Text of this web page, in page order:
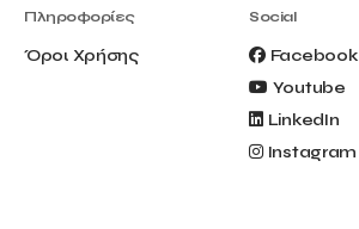
Creta Maris
Creta Palm
Culture
Deliverback
Πληροφορίες
Όροι Χρήσης
Social
Facebook
Youtube
LinkedIn
Instagram